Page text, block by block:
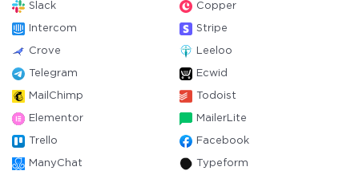
Slack Copper
Intercom Stripe
Crove Leeloo
Telegram Ecwid
MailChimp Todoist
Elementor MailerLite
Trello Facebook
ManyChat Typeform